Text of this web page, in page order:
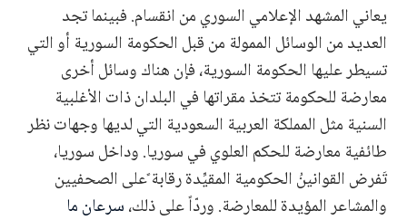
يعاني المشهد الإعلامي السوري من انقسام. فبينما تجد
العديد من الوسائل الممولة من قبل الحكومة السورية أو التي
تسيطر عليها الحكومة السورية، فإن هناك وسائل أخرى
معارضة للحكومة تتخذ مقراتها في البلدان ذات الأغلبية
السنية مثل المملكة العربية السعودية التي لديها وجهات نظر
طائفية معارضة للحكم العلوي في سوريا. وداخل سوريا،
تَفرض القوانينُ الحكومية المقيِّدة رقابة ًعلى الصحفيين
والمشاعر المؤيدة للمعارضة. وردّاً على ذلك،سرعان ما